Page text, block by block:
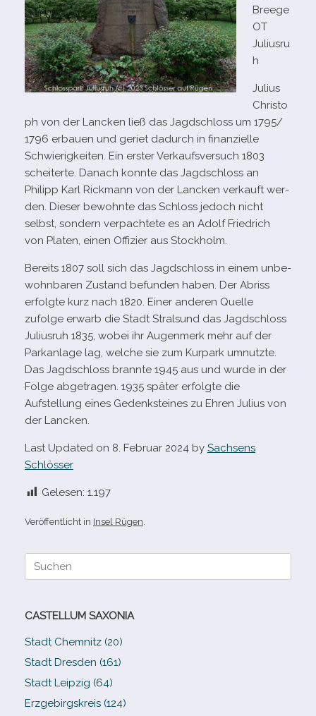
Breege
OT
Juliusru
h
Julius
Christo
ph von der Lancken ließ das Jagdschloss um 1795/​
1796 erbauen und geriet dadurch in finan­zi­elle
Schwierigkeiten. Ein ers­ter Verkaufsversuch 1803
schei­terte. Danach konnte das Jagdschloss an
Philipp Karl Rickmann von der Lancken ver­kauft wer­
den. Dieser bewohnte das Schloss jedoch nicht
selbst, son­dern ver­pach­tete es an Adolf Friedrich
von Platen, einen Offizier aus Stockholm.
Bereits 1807 soll sich das Jagdschloss in einem unbe­
wohn­ba­ren Zustand befun­den haben. Der Abriss
erfolgte kurz nach 1820. Einer ande­ren Quelle
zufolge erwarb die Stadt Stralsund das Jagdschloss
Juliusruh 1835, wobei ihr Augenmerk mehr auf der
Parkanlage lag, wel­che sie zum Kurpark umnutzte.
Das Jagdschloss brannte 1945 aus und wurde in der
Folge abge­tra­gen. 1935 spä­ter erfolgte die
Aufstellung eines Gedenksteines zu Ehren Julius von
der Lancken.
Last Updated on 8. Februar 2024 by Sachsens
Schlösser
Gelesen: 1.197
Veröffentlicht in Insel Rügen
Suche
CASTELLUM SAXONIA
Stadt Chemnitz (20)
Stadt Dresden (161)
Stadt Leipzig (64)
Erzgebirgskreis (124)